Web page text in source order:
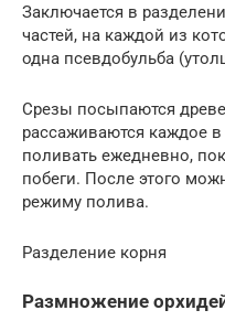
Заключается в
частей, на каждой из
одна псевдобульба
Срезы посыпаются
рассаживаются каждое
поливать ежедневно,
побеги. После этого
режиму полива.
Разделение корня
Размножение